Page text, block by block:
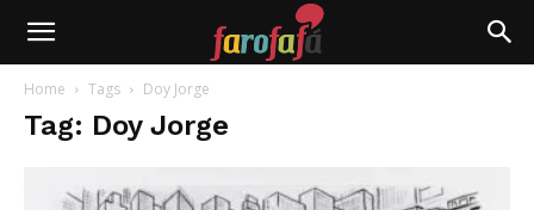
Farofafá
Home Tags Doy Jorge
Tag: Doy Jorge